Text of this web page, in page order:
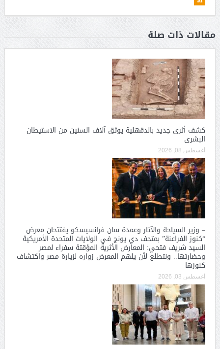
مقالات ذات صلة
كشف أثرى جديد بالدقهلية يوثق آلاف السنين من الاستيطان
البشرى
أغسطس 08, 2026
– وزير السياحة والآثار وعمدة سان فرانسيسكو يفتتحان معرض
“كنوز الفراعنة” بمتحف دي يونج في الولايات المتحدة الأمريكية
السيد شريف فتحي: المعارض الأثرية المؤقتة سفراء لمصر
وحضارتها.. ونتطلع لأن يلهم المعرض زواره لزيارة مصر واكتشاف
كنوزها
أغسطس 03, 2026